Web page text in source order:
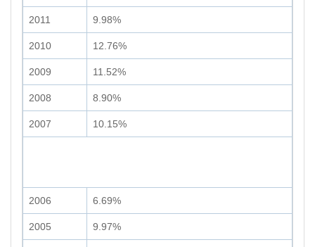
2011 9.98%
2010 12.76%
2009 11.52%
2008 8.90%
2007 10.15%
2006 6.69%
2005 9.97%